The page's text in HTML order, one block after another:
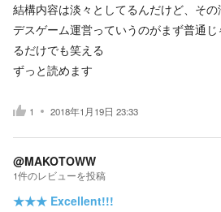
結構内容は淡々としてるんだけど、そ
デスゲーム運営っていうのがまず普通
るだけでも笑える
ずっと読めます
1 2018年1月19日 23:33
@MAKOTOWW
1件のレビューを投稿
★★★ Excellent!!!